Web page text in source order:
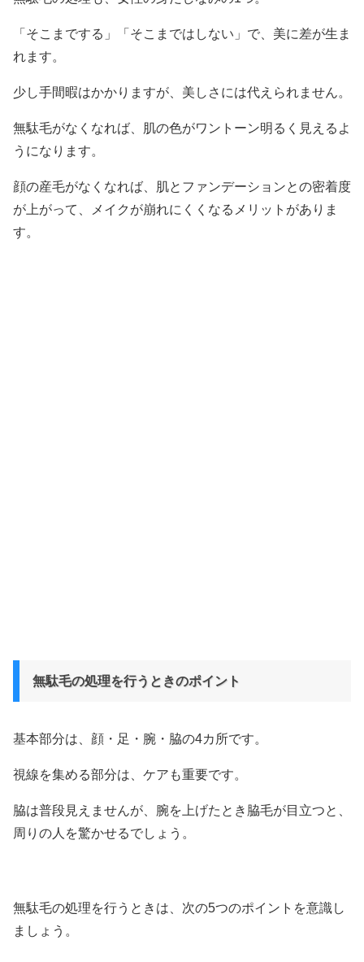
「そこまでする」「そこまではしない」で、美に差が生ま
れます。
少し手間暇はかかりますが、美しさには代えられません。
無駄毛がなくなれば、肌の色がワントーン明るく見えるよ
うになります。
顔の産毛がなくなれば、肌とファンデーションとの密着度
が上がって、メイクが崩れにくくなるメリットがありま
す。
無駄毛の処理を行うときのポイント
基本部分は、顔・足・腕・脇の4カ所です。
視線を集める部分は、ケアも重要です。
脇は普段見えませんが、腕を上げたとき脇毛が目立つと、
周りの人を驚かせるでしょう。
無駄毛の処理を行うときは、次の5つのポイントを意識し
ましょう。